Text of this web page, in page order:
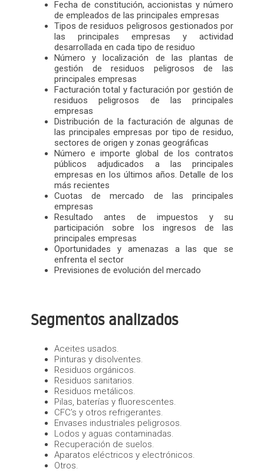
Fecha de constitución, accionistas y número
de empleados de las principales empresas
Tipos de residuos peligrosos gestionados por
las principales empresas y actividad
desarrollada en cada tipo de residuo
Número y localización de las plantas de
gestión de residuos peligrosos de las
principales empresas
Facturación total y facturación por gestión de
residuos peligrosos de las principales
empresas
Distribución de la facturación de algunas de
las principales empresas por tipo de residuo,
sectores de origen y zonas geográficas
Número e importe global de los contratos
públicos adjudicados a las principales
empresas en los últimos años. Detalle de los
más recientes
Cuotas de mercado de las principales
empresas
Resultado antes de impuestos y su
participación sobre los ingresos de las
principales empresas
Oportunidades y amenazas a las que se
enfrenta el sector
Previsiones de evolución del mercado
Segmentos analizados
Aceites usados.
Pinturas y disolventes.
Residuos orgánicos.
Residuos sanitarios.
Residuos metálicos.
Pilas, baterías y fluorescentes.
CFC’s y otros refrigerantes.
Envases industriales peligrosos.
Lodos y aguas contaminadas.
Recuperación de suelos.
Aparatos eléctricos y electrónicos.
Otros.